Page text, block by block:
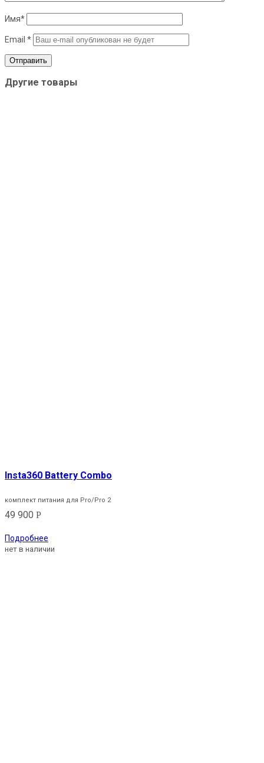
Имя*
Email *
Другие товары
Insta360 Battery Combo
комплект питания для Pro/Pro 2
49 900 Р
Подробнее
нет в наличии